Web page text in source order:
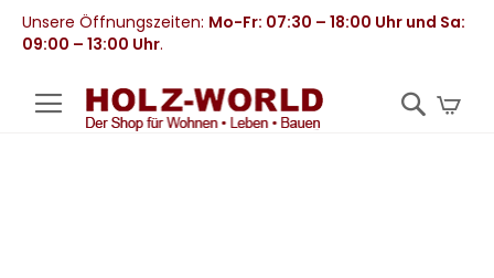
Unsere Öffnungszeiten: Mo-Fr: 07:30 – 18:00 Uhr und Sa:
09:00 – 13:00 Uhr.